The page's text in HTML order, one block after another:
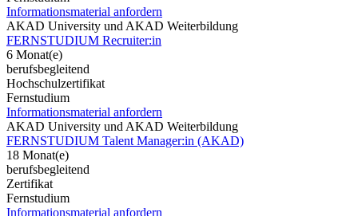
Informationsmaterial anfordern
AKAD University und AKAD Weiterbildung
FERNSTUDIUM Recruiter:in
6 Monat(e)
berufsbegleitend
Hochschulzertifikat
Fernstudium
Informationsmaterial anfordern
AKAD University und AKAD Weiterbildung
FERNSTUDIUM Talent Manager:in (AKAD)
18 Monat(e)
berufsbegleitend
Zertifikat
Fernstudium
Informationsmaterial anfordern